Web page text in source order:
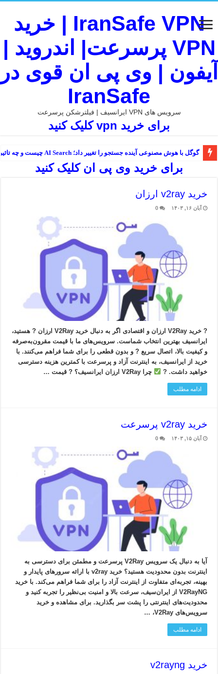
IranSafe VPN | خرید
VPN پرسرعت| اندروید |
آیفون | وی پی ان قوی در
IranSafe
سرویس های VPN ایرانسیف | فیلترشکن پرسرعت
برای خرید vpn کلیک کنید
گوگل با هوش مصنوعی آینده جستجو را تغییر داد؛ AI Search چیست و چه تاثیری بر اینترنت دارد؟
برای خرید وی پی ان کلیک کنید
خرید v2ray ارزان
آبان ۱۶, ۱۴۰۳ 0
? خرید V2Ray ارزان و اقتصادی اگر به دنبال خرید V2Ray ارزان ? هستید،
ایرانسیف بهترین انتخاب شماست. سرویس‌های ما با قیمت مقرون‌به‌صرفه
و کیفیت بالا، اتصال سریع ? و بدون قطعی را برای شما فراهم می‌کنند. با
خرید از ایرانسیف، به اینترنت آزاد و پرسرعت با کمترین هزینه دسترسی
خواهید داشت. ?
چرا V2Ray ارزان ایرانسیف؟ ? قیمت …
ادامه مطلب
خرید v2ray پرسرعت
آبان ۱۵, ۱۴۰۳ 0
آیا به دنبال یک سرویس V2Ray پرسرعت و مطمئن برای دسترسی به
اینترنت بدون محدودیت هستید؟ خرید v2ray با ارائه سرورهای پایدار و
بهینه، تجربه‌ای متفاوت از اینترنت آزاد را برای شما فراهم می‌کند. با خرید
V2RayNG از ایران‌سیف، سرعت بالا و امنیت بی‌نظیر را تجربه کنید و
محدودیت‌های اینترنتی را پشت سر بگذارید. برای مشاهده و خرید
سرویس‌های V2Ray، …
ادامه مطلب
خرید v2rayng